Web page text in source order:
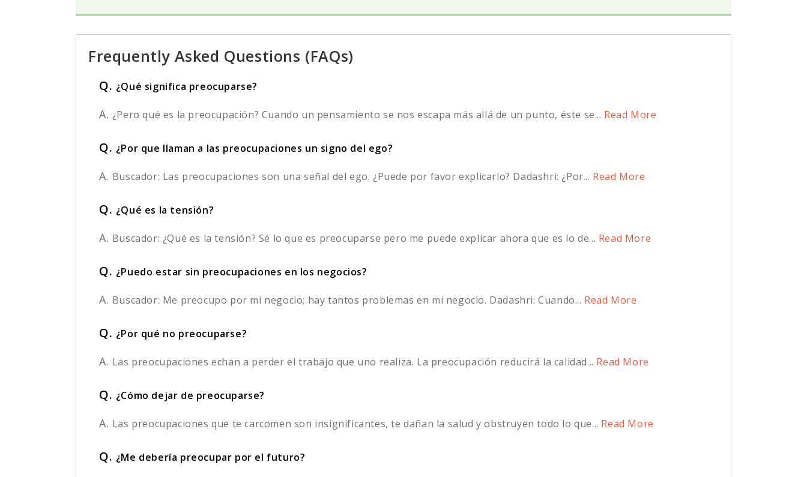
Frequently Asked Questions (FAQs)
Q. ¿Qué significa preocuparse?
A. ¿Pero qué es la preocupación? Cuando un pensamiento se nos escapa más allá de un punto, éste se... Read More
Q. ¿Por que llaman a las preocupaciones un signo del ego?
A. Buscador: Las preocupaciones son una señal del ego. ¿Puede por favor explicarlo? Dadashri: ¿Por... Read More
Q. ¿Qué es la tensión?
A. Buscador: ¿Qué es la tensión? Sé lo que es preocuparse pero me puede explicar ahora que es lo de... Read More
Q. ¿Puedo estar sin preocupaciones en los negocios?
A. Buscador: Me preocupo por mi negocio; hay tantos problemas en mi negocio. Dadashri: Cuando... Read More
Q. ¿Por qué no preocuparse?
A. Las preocupaciones echan a perder el trabajo que uno realiza. La preocupación reducirá la calidad... Read More
Q. ¿Cómo dejar de preocuparse?
A. Las preocupaciones que te carcomen son insignificantes, te dañan la salud y obstruyen todo lo que... Read More
Q. ¿Me debería preocupar por el futuro?